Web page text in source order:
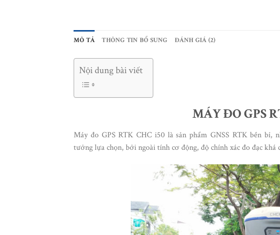
MÔ TẢ THÔNG TIN BỔ SUNG ĐÁNH GIÁ (2)
Nội dung bài viết
MÁY ĐO GPS
Máy đo GPS RTK CHC i50 là sản phẩm GNSS RTK bền
tưởng lựa chọn, bởi ngoài tính cơ động, độ chính xác đo đạc